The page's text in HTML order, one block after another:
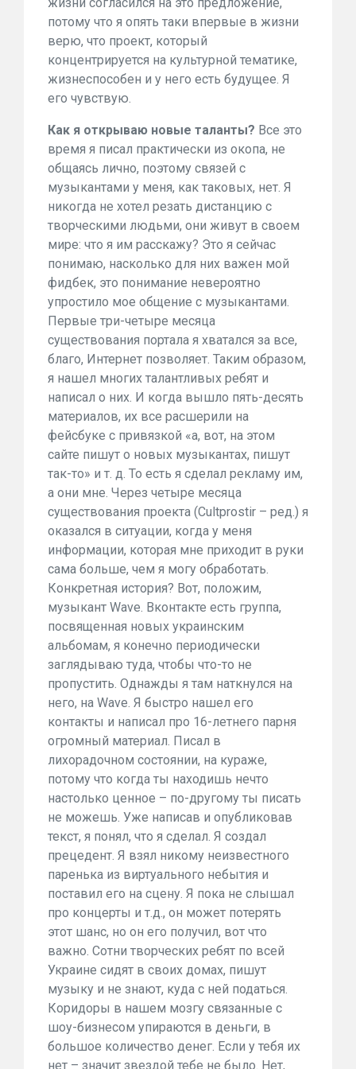
потому что я опять таки впервые в жизни
верю, что проект, который
концентрируется на культурной тематике,
жизнеспособен и у него есть будущее. Я
его чувствую.
Как я открываю новые таланты? Все это
время я писал практически из окопа, не
общаясь лично, поэтому связей с
музыкантами у меня, как таковых, нет. Я
никогда не хотел резать дистанцию с
творческими людьми, они живут в своем
мире: что я им расскажу? Это я сейчас
понимаю, насколько для них важен мой
фидбек, это понимание невероятно
упростило мое общение с музыкантами.
Первые три-четыре месяца
существования портала я хватался за все,
благо, Интернет позволяет. Таким образом,
я нашел многих талантливых ребят и
написал о них. И когда вышло пять-десять
материалов, их все расшерили на
фейсбуке с привязкой «а, вот, на этом
сайте пишут о новых музыкантах, пишут
так-то» и т. д. То есть я сделал рекламу им,
а они мне. Через четыре месяца
существования проекта (Cultprostir – ред.) я
оказался в ситуации, когда у меня
информации, которая мне приходит в руки
сама больше, чем я могу обработать.
Конкретная история? Вот, положим,
музыкант Wave. Вконтакте есть группа,
посвященная новых украинским
альбомам, я конечно периодически
заглядываю туда, чтобы что-то не
пропустить. Однажды я там наткнулся на
него, на Wave. Я быстро нашел его
контакты и написал про 16-летнего парня
огромный материал. Писал в
лихорадочном состоянии, на кураже,
потому что когда ты находишь нечто
настолько ценное – по-другому ты писать
не можешь. Уже написав и опубликовав
текст, я понял, что я сделал. Я создал
прецедент. Я взял никому неизвестного
паренька из виртуального небытия и
поставил его на сцену. Я пока не слышал
про концерты и т.д., он может потерять
этот шанс, но он его получил, вот что
важно. Сотни творческих ребят по всей
Украине сидят в своих домах, пишут
музыку и не знают, куда с ней податься.
Коридоры в нашем мозгу связанные с
шоу-бизнесом упираются в деньги, в
большое количество денег. Если у тебя их
нет – значит звездой тебе не было. Нет,